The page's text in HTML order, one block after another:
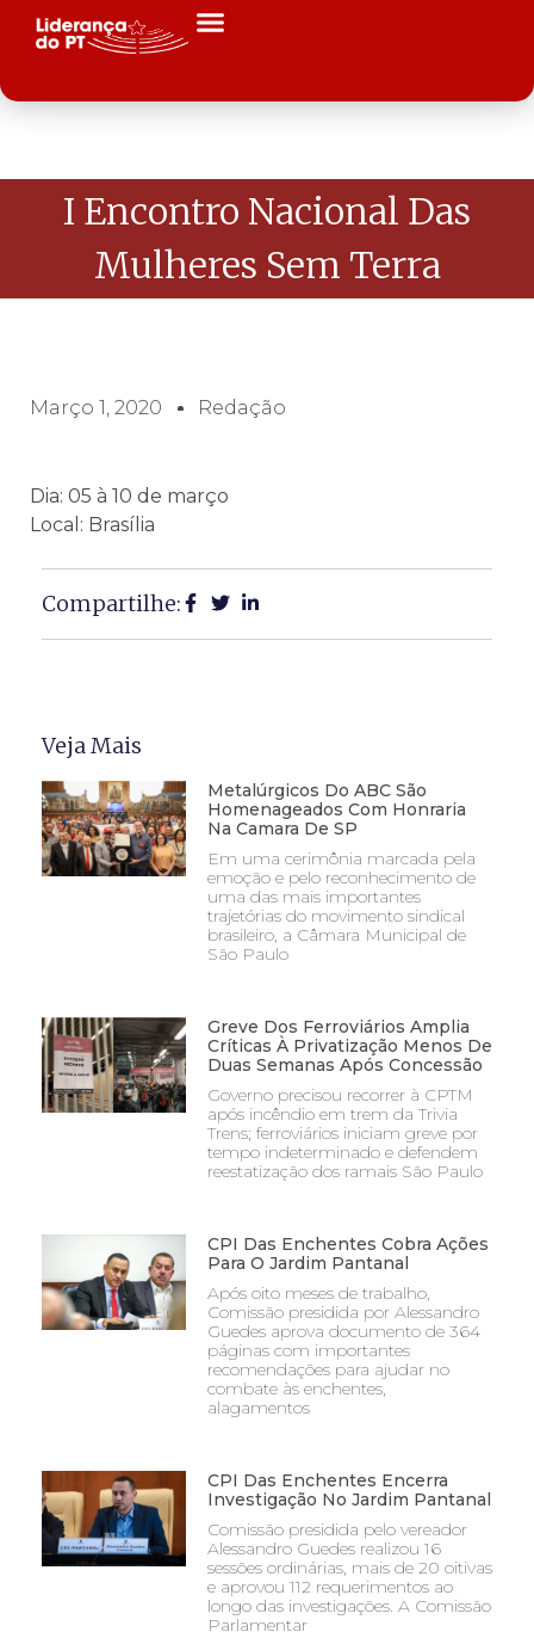
I Encontro Nacional Das
Mulheres Sem Terra
Março 1, 2020 Redação
Dia: 05 à 10 de março
Local: Brasília
Compartilhe:
Veja Mais
Metalúrgicos Do ABC São
Homenageados Com Honraria
Na Camara De SP
Em uma cerimônia marcada pela
emoção e pelo reconhecimento de
uma das mais importantes
trajetórias do movimento sindical
brasileiro, a Câmara Municipal de
São Paulo
Greve Dos Ferroviários Amplia
Críticas À Privatização Menos De
Duas Semanas Após Concessão
Governo precisou recorrer à CPTM
após incêndio em trem da Trivia
Trens; ferroviários iniciam greve por
tempo indeterminado e defendem
reestatização dos ramais São Paulo
CPI Das Enchentes Cobra Ações
Para O Jardim Pantanal
Após oito meses de trabalho,
Comissão presidida por Alessandro
Guedes aprova documento de 364
páginas com importantes
recomendações para ajudar no
combate às enchentes,
alagamentos
CPI Das Enchentes Encerra
Investigação No Jardim Pantanal
Comissão presidida pelo vereador
Alessandro Guedes realizou 16
sessões ordinárias, mais de 20 oitivas
e aprovou 112 requerimentos ao
longo das investigações. A Comissão
Parlamentar